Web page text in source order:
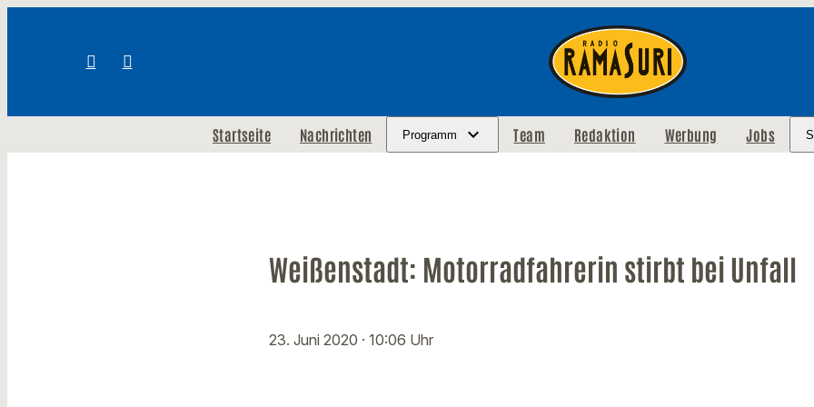
Startseite Nachrichten Programm Team Redaktion Werbung Jobs
Weißenstadt: Motorradfahrerin stirbt bei Unfall
23. Juni 2020 · 10:06 Uhr